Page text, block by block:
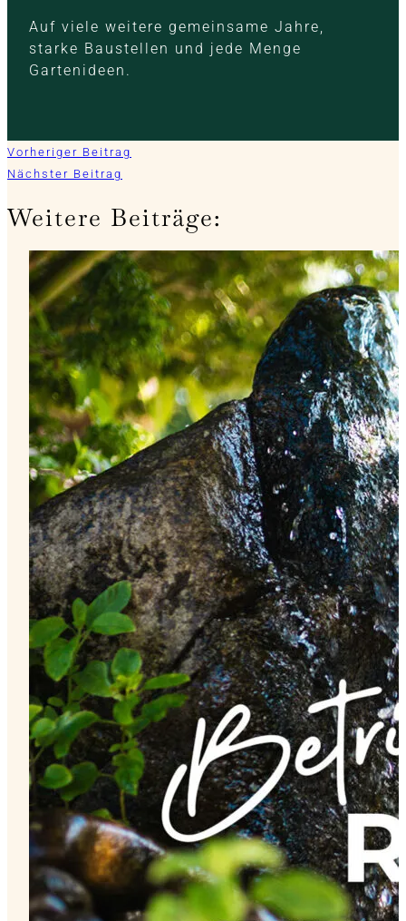
Auf viele weitere gemeinsame Jahre,
starke Baustellen und jede Menge
Gartenideen.
Vorheriger Beitrag
Nächster Beitrag
Weitere Beiträge: